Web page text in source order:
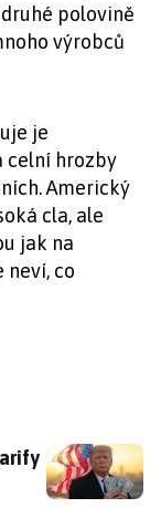
polovině
výrobců
je
celní hrozby
Americký
cla, ale
jak na
neví, co
mají